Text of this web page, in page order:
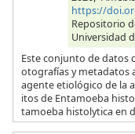
https://
Repositorio
Universidad
Este conjunto de datos
otografías y metadatos
agente etiológico de la
itos de Entamoeba
tamoeba histolytica en